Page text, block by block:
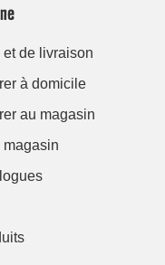
de livraison
à domicile
au magasin
magasin